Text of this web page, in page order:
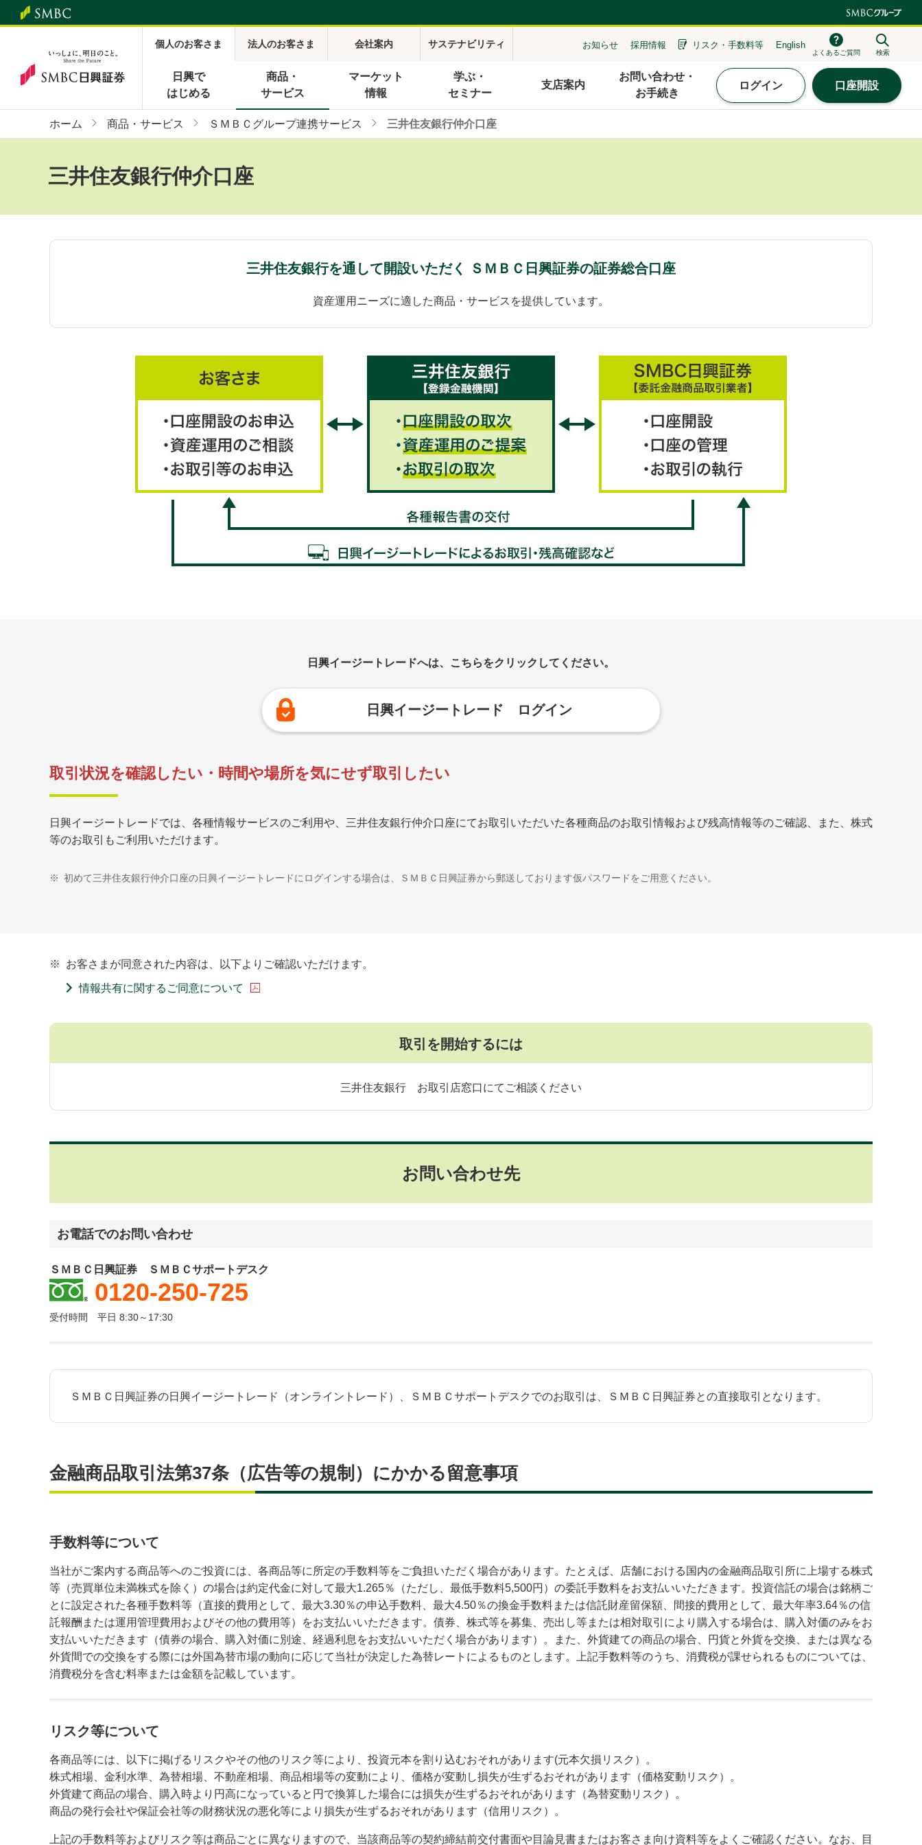
個人のお客さま 法人のお客さま 会社案内 サステナビリティ お知らせ 採用情報 リスク・ 手数料等 English
よくあるご質問 検索
日興で
はじめる
商品・
サービス
マーケット
情報
学ぶ・
セミナー
支店案内
お問い合わせ・
お手続き
ログイン 口座開設
ホーム 商品・サービス ＳＭＢＣグループ連携サービス 三井住友銀行仲介口座
三井住友銀行仲介口座
三井住友銀行を通して開設いただく ＳＭＢＣ日興証券の証券総合口座
資産運用ニーズに適した商品・サービスを提供しています。
日興イージートレードへは、こちらをクリックしてください。
日興イージートレード ログイン
取引状況を確認したい・時間や場所を気にせず取引したい
日興イージートレードでは、各種情報サービスのご利用や、三井住友銀行仲介口座にてお取引いただいた各種商品のお取引情報および残高情報等のご確認、また、株式
等のお取引もご利用いただけます。
※ 初めて三井住友銀行仲介口座の日興イージートレードにログインする場合は、ＳＭＢＣ日興証券から郵送しております仮パスワードをご用意ください。
※ お客さまが同意された内容は、以下よりご確認いただけます。
情報共有に関するご同意について
取引を開始するには
三井住友銀行 お取引店窓口にてご相談ください
お問い合わせ先
お電話でのお問い合わせ
ＳＭＢＣ日興証券 ＳＭＢＣサポートデスク
0120-250-725
受付時間 平日 8:30～17:30
ＳＭＢＣ日興証券の日興イージートレード（オンライントレード）、ＳＭＢＣサポートデスクでのお取引は、ＳＭＢＣ日興証券との直接取引となります。
金融商品取引法第37条（広告等の規制）にかかる留意事項
手数料等について
当社がご案内する商品等へのご投資には、各商品等に所定の手数料等をご負担いただく場合があります。たとえば、店舗における国内の金融商品取引所に上場する株式
等（売買単位未満株式を除く）の場合は約定代金に対して最大1.265％（ただし、最低手数料5,500円）の委託手数料をお支払いいただきます。投資信託の場合は銘柄ご
とに設定された各種手数料等（直接的費用として、最大3.30％の申込手数料、最大4.50％の換金手数料または信託財産留保額、間接的費用として、最大年率3.64％の信
託報酬または運用管理費用およびその他の費用等）をお支払いいただきます。債券、株式等を募集、売出し等または相対取引により購入する場合は、購入対価のみをお
支払いいただきます（債券の場合、購入対価に別途、経過利息をお支払いいただく場合があります）。また、外貨建ての商品の場合、円貨と外貨を交換、または異なる
外貨間での交換をする際には外国為替市場の動向に応じて当社が決定した為替レートによるものとします。上記手数料等のうち、消費税が課せられるものについては、
消費税分を含む料率または金額を記載しています。
リスク等について
各商品等には、以下に掲げるリスクやその他のリスク等により、投資元本を割り込むおそれがあります(元本欠損リスク）。
株式相場、金利水準、為替相場、不動産相場、商品相場等の変動により、価格が変動し損失が生ずるおそれがあります（価格変動リスク）。
外貨建て商品の場合、購入時より円高になっていると円で換算した場合には損失が生ずるおそれがあります（為替変動リスク）。
商品の発行会社や保証会社等の財務状況の悪化等により損失が生ずるおそれがあります（信用リスク）。
上記の手数料等およびリスク等は商品ごとに異なりますので、当該商品等の契約締結前交付書面や目論見書またはお客さま向け資料等をよくご確認ください。なお、目